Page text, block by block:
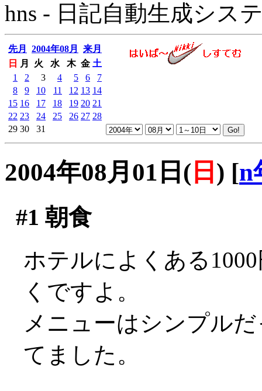
hns - 日記自動生成シス
先月 2004年08月
来月
日
月 火 水 木 金 土
1
2 3 4 5 6
7
8
9 10 11 12 13 14
15 16 17 18 19 20 21
22 23 24 25 26 27 28
29 30 31
2004年08月01日( 日 ) [n
#1 朝食
ホテルによくある
くですよ。
メニューはシンプル
てました。